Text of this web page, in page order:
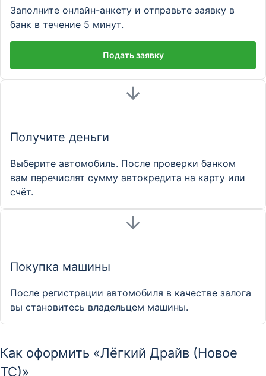
Заполните онлайн-анкету и отправьте заявку в
банк в течение 5 минут.
Подать заявку
Получите деньги
Выберите автомобиль. После проверки банком
вам перечислят сумму автокредита на карту или
счёт.
Покупка машины
После регистрации автомобиля в качестве залога
вы становитесь владельцем машины.
Как оформить «Лёгкий Драйв (Новое
ТС)»